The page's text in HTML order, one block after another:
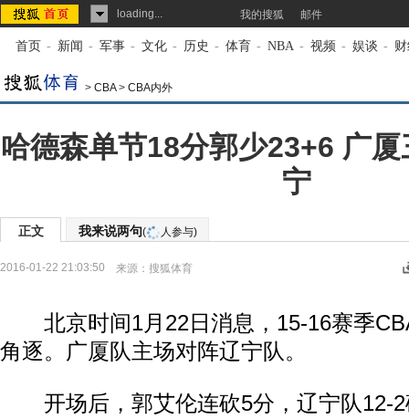
loading... 我的搜狐 邮件
首页 - 新闻 - 军事 - 文化 - 历史 - 体育 - NBA - 视频 - 娱谈 -
> CBA> CBA内外
哈德森单节18分郭少23+6 广
宁
正文 我来说两句( 人参与)
2016-01-22 21:03:50 来源： 搜狐体育
北京时间1月22日消息，15-16赛季
角逐。广厦队主场对阵辽宁队。
开场后，郭艾伦连砍5分，辽宁队12-2